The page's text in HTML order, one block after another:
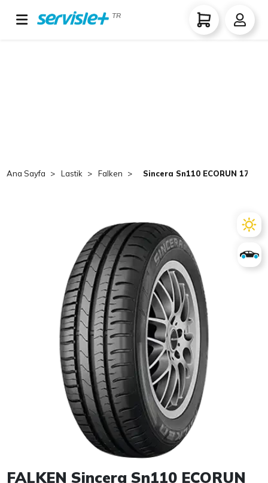
TR
Ana Sayfa Lastik Falken Sincera Sn110 ECORUN 175/
Item 1 of 1
FALKEN Sincera Sn110 ECORUN